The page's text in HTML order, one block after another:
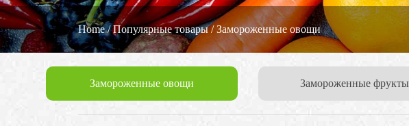
Home/Популярные товары/Замороженные овощи
Замороженные овощи 3амороженные фрукты